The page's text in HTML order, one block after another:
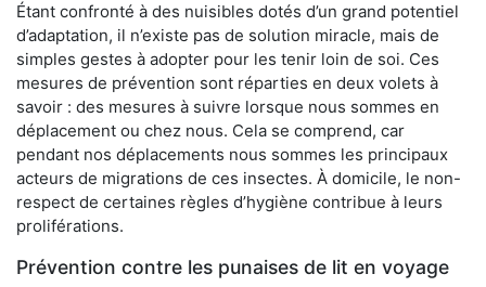
Étant confronté à des nuisibles dotés d’un grand potentiel
d’adaptation, il n’existe pas de solution miracle, mais de
simples gestes à adopter pour les tenir loin de soi. Ces
mesures de prévention sont réparties en deux volets à
savoir : des mesures à suivre lorsque nous sommes en
déplacement ou chez nous. Cela se comprend, car
pendant nos déplacements nous sommes les principaux
acteurs de migrations de ces insectes. À domicile, le non-
respect de certaines règles d’hygiène contribue à leurs
proliférations.
Prévention contre les punaises de lit en voyage